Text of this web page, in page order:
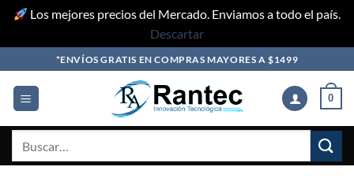
Los mejores precios del Mercado. Enviamos a todo el país.
Descartar
to
content
*ENVÍOS GRATIS EN COMPRAS MAYORES A $1499
0